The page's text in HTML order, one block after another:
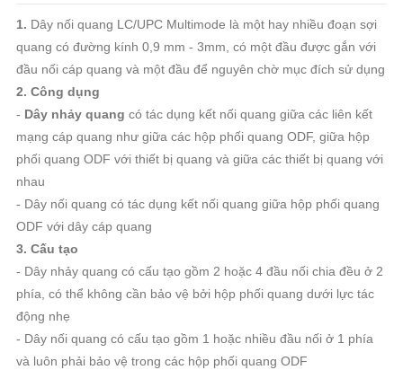
1. Dây nối quang LC/UPC Multimode là một hay nhiều đoạn sợi
quang có đường kính 0,9 mm - 3mm, có một đầu được gắn với
đầu nối cáp quang và một đầu để nguyên chờ mục đích sử dụng
2. Công dụng
- Dây nhảy quang có tác dụng kết nối quang giữa các liên kết
mạng cáp quang như giữa các hộp phối quang ODF, giữa hộp
phối quang ODF với thiết bị quang và giữa các thiết bị quang với
nhau
- Dây nối quang có tác dụng kết nối quang giữa hộp phối quang
ODF với dây cáp quang
3. Cấu tạo
- Dây nhảy quang có cấu tạo gồm 2 hoặc 4 đầu nối chia đều ở 2
phía, có thể không cần bảo vệ bởi hộp phối quang dưới lực tác
động nhẹ
- Dây nối quang có cấu tạo gồm 1 hoặc nhiều đầu nối ở 1 phía
và luôn phải bảo vệ trong các hộp phối quang ODF